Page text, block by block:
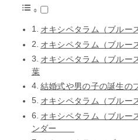
オキシペタラム（ブルー
オキシペタラム（ブルー
オキシペタラム（ブルー
葉
結婚式や男の子の誕生の
オキシペタラム（ブルー
オキシペタラム（ブルー
ンダー